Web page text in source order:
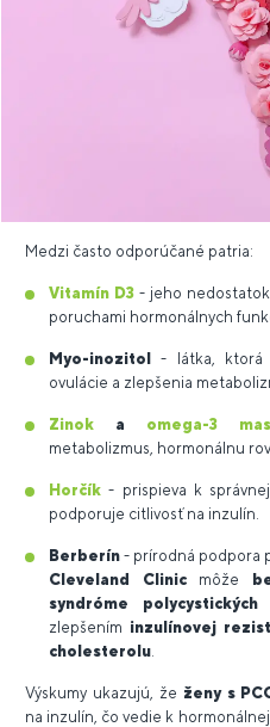
Medzi často odporúčané patria:
Vitamín D3 - jeho nedostatok
poruchami hormonálnych
Myo-inozitol
- látka, ktorá
ovulácie a zlepšenia
Zinok a omega-3
metabolizmus, hormonálnu
Horčík - prispieva k
podporuje citlivosť na inzulín.
Berberín- prírodná podpora
Cleveland Clinicmôže
syndróme polycystických
zlepšením inzulínovej
cholesterolu.
Výskumy ukazujú, že ženy s
na inzulín, čo vedie k